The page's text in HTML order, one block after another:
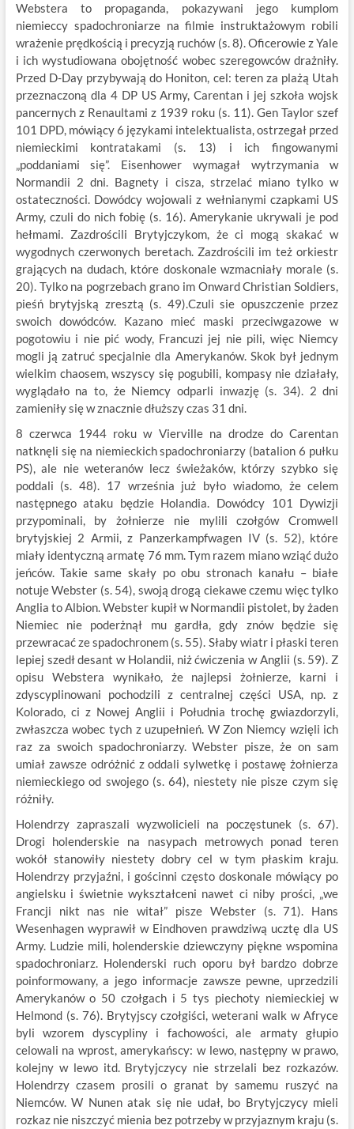
Webstera to propaganda, pokazywani jego kumplom
niemieccy spadochroniarze na filmie instruktażowym robili
wrażenie prędkością i precyzją ruchów (s. 8). Oficerowie z Yale
i ich wystudiowana obojętność wobec szeregowców drażniły.
Przed D-Day przybywają do Honiton, cel: teren za plażą Utah
przeznaczoną dla 4 DP US Army, Carentan i jej szkoła wojsk
pancernych z Renaultami z 1939 roku (s. 11). Gen Taylor szef
101 DPD, mówiący 6 językami intelektualista, ostrzegał przed
niemieckimi kontratakami (s. 13) i ich fingowanymi
„poddaniami się”. Eisenhower wymagał wytrzymania w
Normandii 2 dni. Bagnety i cisza, strzelać miano tylko w
ostateczności. Dowódcy wojowali z wełnianymi czapkami US
Army, czuli do nich fobię (s. 16). Amerykanie ukrywali je pod
hełmami. Zazdrościli Brytyjczykom, że ci mogą skakać w
wygodnych czerwonych beretach. Zazdrościli im też orkiestr
grających na dudach, które doskonale wzmacniały morale (s.
20). Tylko na pogrzebach grano im Onward Christian Soldiers,
pieśń brytyjską zresztą (s. 49).Czuli sie opuszczenie przez
swoich dowódców. Kazano mieć maski przeciwgazowe w
pogotowiu i nie pić wody, Francuzi jej nie pili, więc Niemcy
mogli ją zatruć specjalnie dla Amerykanów. Skok był jednym
wielkim chaosem, wszyscy się pogubili, kompasy nie działały,
wyglądało na to, że Niemcy odparli inwazję (s. 34). 2 dni
zamieniły się w znacznie dłuższy czas 31 dni.
8 czerwca 1944 roku w Vierville na drodze do Carentan
natknęli się na niemieckich spadochroniarzy (batalion 6 pułku
PS), ale nie weteranów lecz świeżaków, którzy szybko się
poddali (s. 48). 17 września już było wiadomo, że celem
następnego ataku będzie Holandia. Dowódcy 101 Dywizji
przypominali, by żołnierze nie mylili czołgów Cromwell
brytyjskiej 2 Armii, z Panzerkampfwagen IV (s. 52), które
miały identyczną armatę 76 mm. Tym razem miano wziąć dużo
jeńców. Takie same skały po obu stronach kanału – białe
notuje Webster (s. 54), swoją drogą ciekawe czemu więc tylko
Anglia to Albion. Webster kupił w Normandii pistolet, by żaden
Niemiec nie poderżnął mu gardła, gdy znów będzie się
przewracać ze spadochronem (s. 55). Słaby wiatr i płaski teren
lepiej szedł desant w Holandii, niż ćwiczenia w Anglii (s. 59). Z
opisu Webstera wynikało, że najlepsi żołnierze, karni i
zdyscyplinowani pochodzili z centralnej części USA, np. z
Kolorado, ci z Nowej Anglii i Południa trochę gwiazdorzyli,
zwłaszcza wobec tych z uzupełnień. W Zon Niemcy wzięli ich
raz za swoich spadochroniarzy. Webster pisze, że on sam
umiał zawsze odróżnić z oddali sylwetkę i postawę żołnierza
niemieckiego od swojego (s. 64), niestety nie pisze czym się
różniły.
Holendrzy zapraszali wyzwolicieli na poczęstunek (s. 67).
Drogi holenderskie na nasypach metrowych ponad teren
wokół stanowiły niestety dobry cel w tym płaskim kraju.
Holendrzy przyjaźni, i gościnni często doskonale mówiący po
angielsku i świetnie wykształceni nawet ci niby prości, „we
Francji nikt nas nie witał” pisze Webster (s. 71). Hans
Wesenhagen wyprawił w Eindhoven prawdziwą ucztę dla US
Army. Ludzie mili, holenderskie dziewczyny piękne wspomina
spadochroniarz. Holenderski ruch oporu był bardzo dobrze
poinformowany, a jego informacje zawsze pewne, uprzedzili
Amerykanów o 50 czołgach i 5 tys piechoty niemieckiej w
Helmond (s. 76). Brytyjscy czołgiści, weterani walk w Afryce
byli wzorem dyscypliny i fachowości, ale armaty głupio
celowali na wprost, amerykańscy: w lewo, następny w prawo,
kolejny w lewo itd. Brytyjczycy nie strzelali bez rozkazów.
Holendrzy czasem prosili o granat by samemu ruszyć na
Niemców. W Nunen atak się nie udał, bo Brytyjczycy mieli
rozkaz nie niszczyć mienia bez potrzeby w przyjaznym kraju (s.